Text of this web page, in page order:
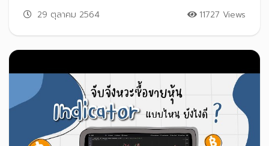
Head & Shoulder หรือ Triangle ได้ทันที
29 ตุลาคม 2564 11727 Views